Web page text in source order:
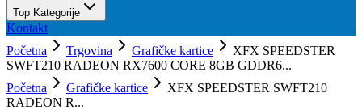
Top Kategorije
Kontakt
Početna
Trgovina Grafičke kartice
XFX SPEEDSTER
SWFT210 RADEON RX7600 CORE 8GB GDDR6...
Početna
Grafičke kartice
XFX SPEEDSTER SWFT210
RADEON R...